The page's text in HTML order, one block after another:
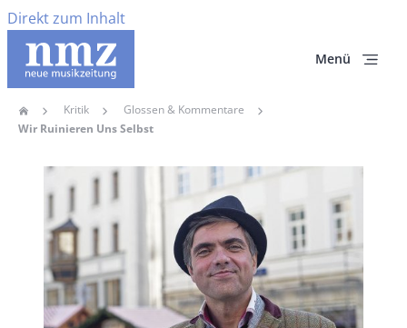
Direkt zum Inhalt
Menü
Pfadnavigation
Home Kritik
Glossen & Kommentare
Wir Ruinieren Uns Selbst
Hauptbild